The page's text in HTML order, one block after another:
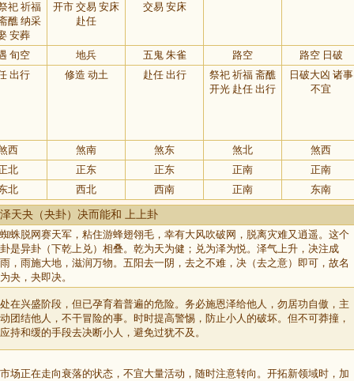
祀 祈福
醮 纳采
安葬
开市 交易 安床
赴任
交易 安床
旬空 地兵 五鬼 朱雀 路空 路空 日破
出行 修造 动土 赴任 出行
祭祀 祈福 斋醮
开光 赴任 出行
日破大凶 诸事
不宜
西 煞南 煞东 煞北
煞西
北 正东 正东 正南
正南
北 西北 西南 正南 东南
泽天夬（夬卦）决而能和 上上卦
蜘蛛脱网赛天军，粘住游蜂翅翎毛，幸有大风吹破网，脱离灾难又逍遥。这个
卦是异卦（下乾上兑）相叠。乾为天为健；兑为泽为悦。泽气上升，决注成
雨，雨施大地，滋润万物。五阳去一阴，去之不难，决（去之意）即可，故名
为夬，夬即决。
处在兴盛阶段，但已孕育着普遍的危险。务必施恩泽给他人，勿居功自傲，主
动团结他人，不干冒险的事。时时提高警惕，防止小人的破坏。但不可莽撞，
应持和缓的手段去决断小人，避免过犹不及。
市场正在走向衰落的状态，不宜大量活动，随时注意转向。开拓新领域时，加